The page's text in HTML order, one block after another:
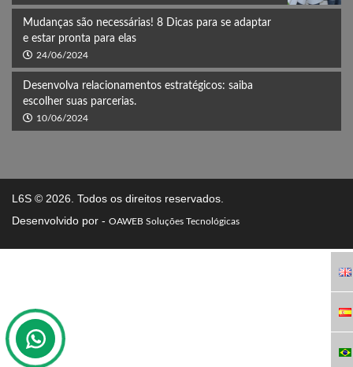
Mudanças são necessárias! 8 Dicas para se adaptar
e estar pronta para elas
24/06/2024
Desenvolva relacionamentos estratégicos: saiba
escolher suas parcerias.
10/06/2024
L6S © 2026. Todos os direitos reservados.
Desenvolvido por - OAWEB Soluções Tecnológicas